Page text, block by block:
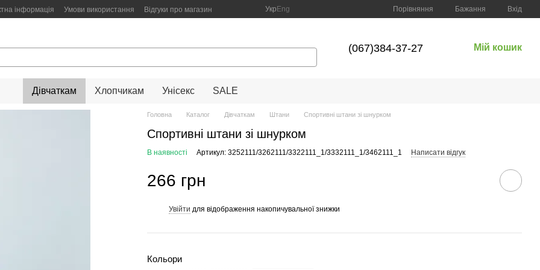
інформація Умови використання Відгуки про магазин Укр Eng Порівняння Бажання Вхід
(067)384-37-27 Мій кошик
Дівчаткам Хлопчикам Унісекс SALE
Головна Каталог Дівчаткам Штани Спортивні штани зі шнурком
Спортивні штани зі шнурком
В наявності Артикул: 3252111/3262111/3322111_1/3332111_1/3462111_1 Написати відгук
266 грн
Увійти для відображення накопичувальної знижки
Кольори